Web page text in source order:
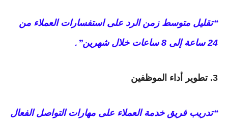
“تقليل متوسط زمن الرد على استفسارات العملاء من
24 ساعة إلى 8 ساعات خلال شهرين
.”
3. تطوير أداء الموظفين
“تدريب فريق خدمة العملاء على مهارات التواصل الفعال